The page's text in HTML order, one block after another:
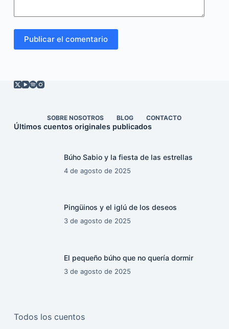
Publicar el comentario
SOBRE NOSOTROS BLOG CONTACTO
Últimos cuentos originales publicados
Búho Sabio y la fiesta de las estrellas
4 de agosto de 2025
Pingüinos y el iglú de los deseos
3 de agosto de 2025
El pequeño búho que no quería dormir
3 de agosto de 2025
Todos los cuentos